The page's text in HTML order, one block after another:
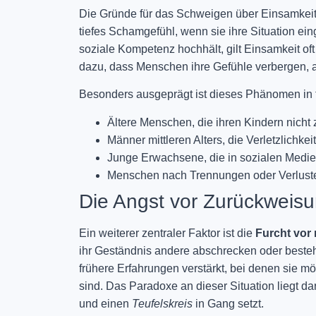
Die Gründe für das Schweigen über
tiefes Schamgefühl, wenn sie ihre Situation
soziale Kompetenz hochhält, gilt Einsamkeit
dazu, dass Menschen ihre Gefühle verbergen,
Besonders ausgeprägt ist dieses Phänomen
Ältere Menschen, die ihren Kindern nicht
Männer mittleren Alters, die
Junge Erwachsene, die in sozialen
Menschen nach Trennungen oder
Die Angst vor
Ein weiterer zentraler Faktor ist die Furcht vor
ihr Geständnis andere abschrecken oder
frühere Erfahrungen verstärkt, bei denen sie
sind. Das Paradoxe an dieser Situation liegt
und einen Teufelskreis in Gang setzt.